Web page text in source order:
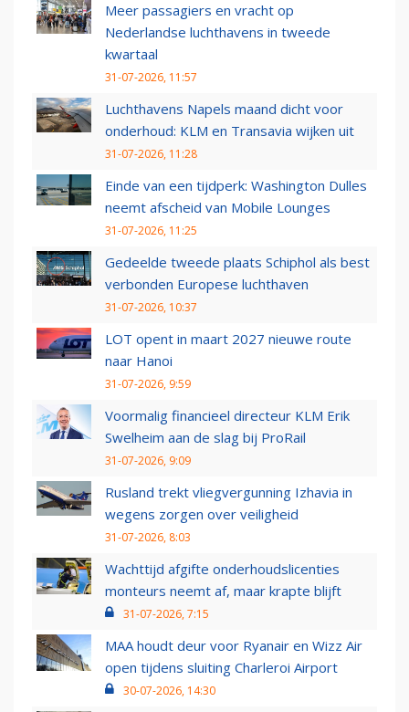
Meer passagiers en vracht op
Nederlandse luchthavens in tweede
kwartaal
31-07-2026, 11:57
Luchthavens Napels maand dicht voor
onderhoud: KLM en Transavia wijken uit
31-07-2026, 11:28
Einde van een tijdperk: Washington Dulles
neemt afscheid van Mobile Lounges
31-07-2026, 11:25
Gedeelde tweede plaats Schiphol als best
verbonden Europese luchthaven
31-07-2026, 10:37
LOT opent in maart 2027 nieuwe route
naar Hanoi
31-07-2026, 9:59
Voormalig financieel directeur KLM Erik
Swelheim aan de slag bij ProRail
31-07-2026, 9:09
Rusland trekt vliegvergunning Izhavia in
wegens zorgen over veiligheid
31-07-2026, 8:03
Wachttijd afgifte onderhoudslicenties
monteurs neemt af, maar krapte blijft
31-07-2026, 7:15
MAA houdt deur voor Ryanair en Wizz Air
open tijdens sluiting Charleroi Airport
30-07-2026, 14:30